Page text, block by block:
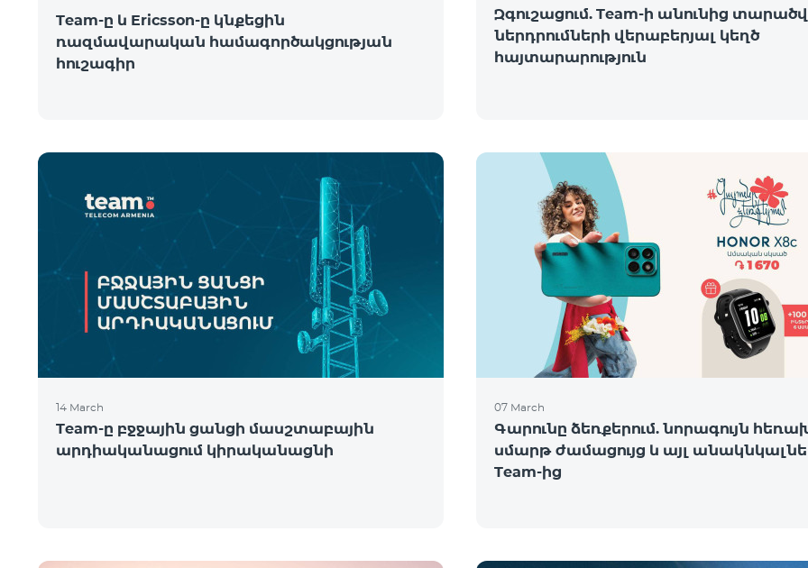
Team-ը և Ericsson-ը կնքեցին
ռազմավարական համագործակցության
հուշագիր
Զգուշացում. Team-ի անունից
ներդրումների վերաբերյալ կեղծ
հայտարարություն
14 March
Team-ը բջջային ցանցի մասշտաբային
արդիականացում կիրականացնի
07 March
Գարունը ձեռքերում. նորագույն
սմարթ ժամացույց և այլ
Team-ից